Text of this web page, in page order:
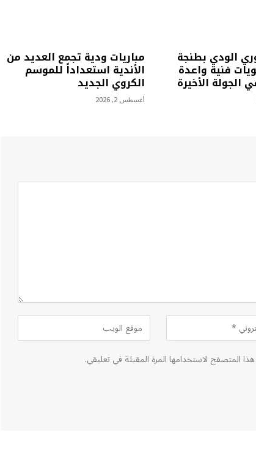
الودي بطنجة
فنية واعدة
الجولة الأخيرة
مباريات ودية تجمع العديد من
الأندية استعداداً للموسم
الكروي الجديد
أغسطس 2, 2026
المتصفح لاستخدامها المرة المقبلة في تعليقي.